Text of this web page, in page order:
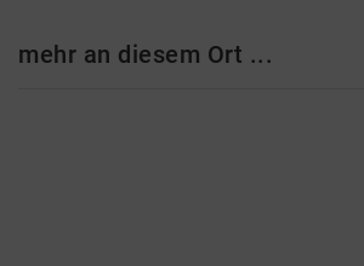
mehr an diesem Ort ...